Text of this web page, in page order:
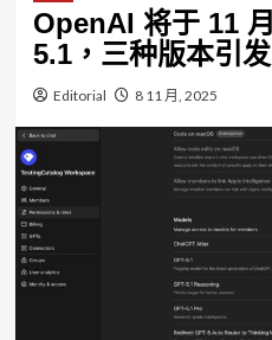
OpenAI 将于 11
5.1，三种版本引
Editorial 8 11 月, 2025